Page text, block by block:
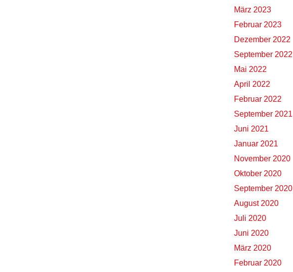
März 2023
Februar 2023
Dezember 2022
September 2022
Mai 2022
April 2022
Februar 2022
September 2021
Juni 2021
Januar 2021
November 2020
Oktober 2020
September 2020
August 2020
Juli 2020
Juni 2020
März 2020
Februar 2020